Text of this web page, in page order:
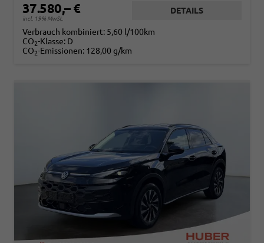
37.580,– €
incl. 19% MwSt.
DETAILS
Verbrauch kombiniert: 5,60 l/100km
CO2-Klasse: D
CO2-Emissionen: 128,00 g/km